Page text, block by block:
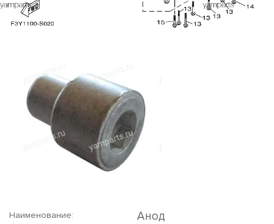
Наименование: Анод